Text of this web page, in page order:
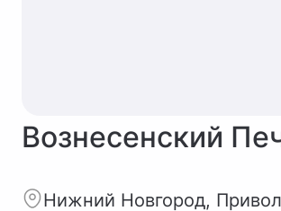
Вознесенский
Нижний Новгород,